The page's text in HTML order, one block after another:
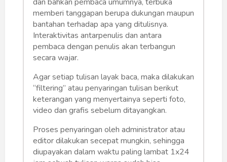
memberi tanggapan berupa dukungan maupun
bantahan terhadap apa yang ditulisnya.
Interaktivitas antarpenulis dan antara
pembaca dengan penulis akan terbangun
secara wajar.
Agar setiap tulisan layak baca, maka dilakukan
“filtering” atau penyaringan tulisan berikut
keterangan yang menyertainya seperti foto,
video dan grafis sebelum ditayangkan.
Proses penyaringan oleh administrator atau
editor dilakukan secepat mungkin, sehingga
diupayakan dalam waktu paling lambat 1x24